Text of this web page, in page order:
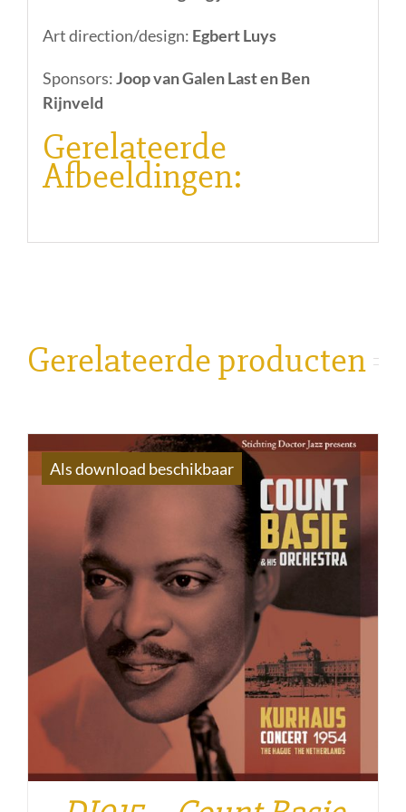
Art direction/design: Egbert Luys
Sponsors:Joop van Galen Last en Ben
Rijnveld
Gerelateerde
Afbeeldingen:
Gerelateerde producten
Als download beschikbaar